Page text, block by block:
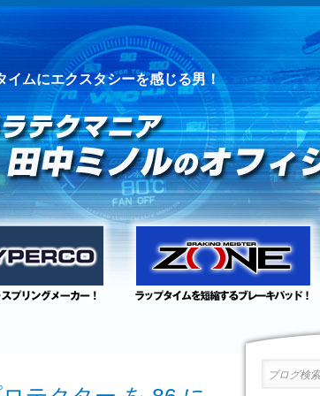
イムにエクスタシーを感じる男！
ブログ検